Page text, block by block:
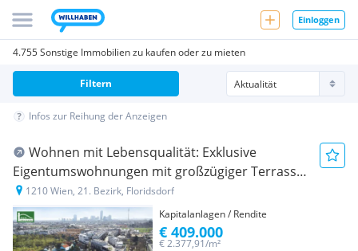
Einloggen
4.755 Sonstige Immobilien zu kaufen oder zu mieten
Filtern
Infos zur Reihung der Anzeigen
Wohnen mit Lebensqualität: Exklusive
Eigentumswohnungen mit großzügiger Terrasse
und Garten in 1210 Wien!
1210 Wien, 21. Bezirk, Floridsdorf
Kapitalanlagen / Rendite
€ 2.377,91/m²
€ 409.000